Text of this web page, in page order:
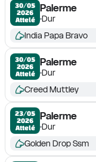
30/05
2026
Attelé
Palerme
Dur
India Papa Bravo
30/05
2026
Attelé
Palerme
Dur
Creed Muttley
23/05
2026
Attelé
Palerme
Dur
Golden Drop Ssm